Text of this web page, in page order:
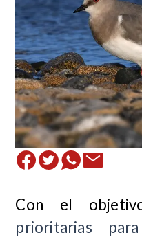
Con el
prioritarias